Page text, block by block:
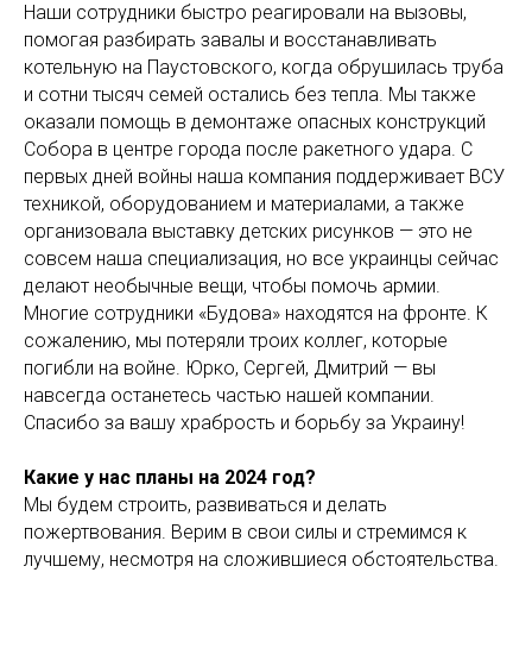
Наши сотрудники быстро реагировали на вызовы,
помогая разбирать завалы и восстанавливать
котельную на Паустовского, когда обрушилась труба
и сотни тысяч семей остались без тепла. Мы также
оказали помощь в демонтаже опасных конструкций
Собора в центре города после ракетного удара. С
первых дней войны наша компания поддерживает ВСУ
техникой, оборудованием и материалами, а также
организовала выставку детских рисунков — это не
совсем наша специализация, но все украинцы сейчас
делают необычные вещи, чтобы помочь армии.
Многие сотрудники «Будова» находятся на фронте. К
сожалению, мы потеряли троих коллег, которые
погибли на войне. Юрко, Сергей, Дмитрий — вы
навсегда останетесь частью нашей компании.
Спасибо за вашу храбрость и борьбу за Украину!
Какие у нас планы на 2024 год?
Мы будем строить, развиваться и делать
пожертвования. Верим в свои силы и стремимся к
лучшему, несмотря на сложившиеся обстоятельства.